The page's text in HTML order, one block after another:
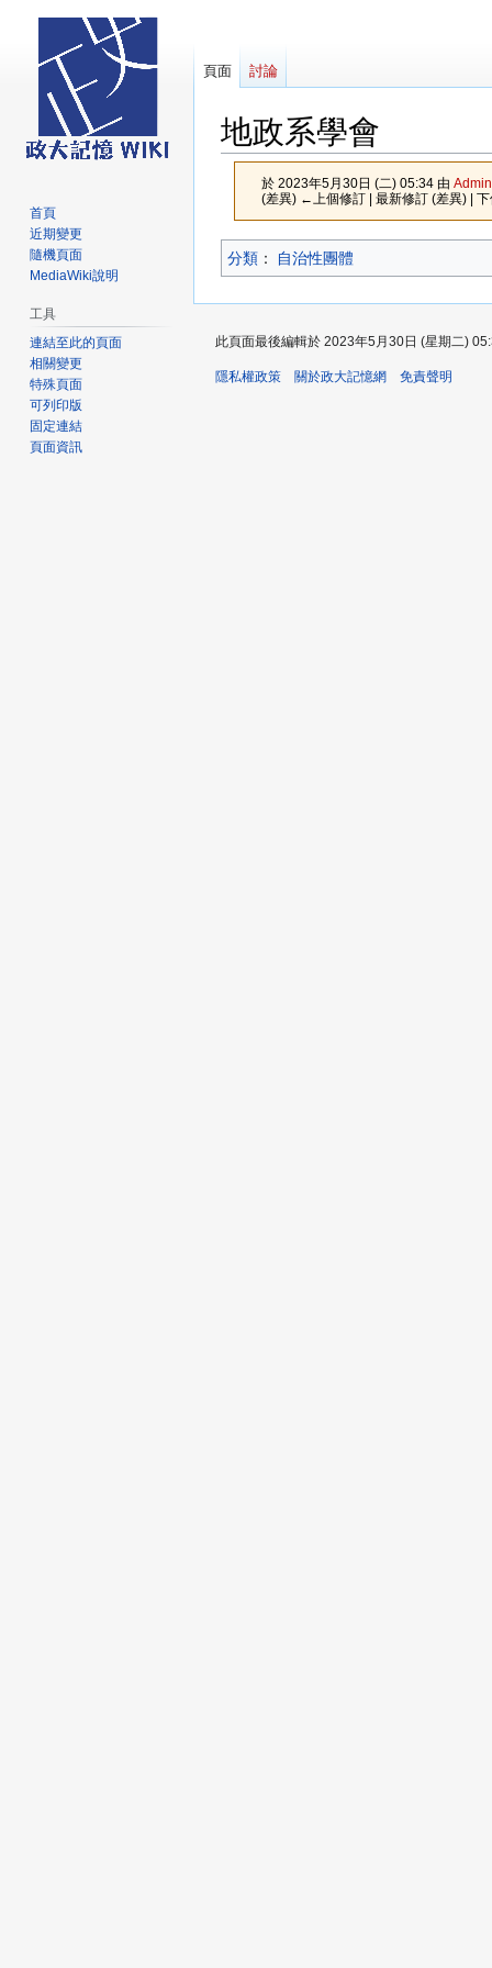
地政系學會
於 2023年5月30日 (二) 05:34 由 Admin
(差異) ←上個修訂 | 最新修訂 (差異) |
跳
至
跳
至
分類 ：​ 自治性團體
頁面 討論
首頁
近期變更
隨機頁面
MediaWiki說明
工具
連結至此的頁面
相關變更
特殊頁面
可列印版
固定連結
頁面資訊
此頁面最後編輯於 2023年5月30日 (星期二)
隱私權政策 關於政大記憶網 免責聲明